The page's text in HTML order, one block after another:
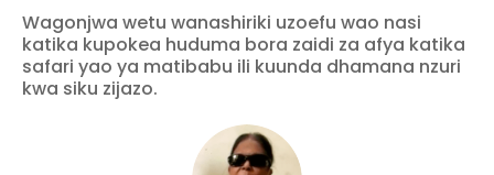
Wagonjwa wetu wanashiriki uzoefu wao nasi
katika kupokea huduma bora zaidi za afya katika
safari yao ya matibabu ili kuunda dhamana nzuri
kwa siku zijazo.